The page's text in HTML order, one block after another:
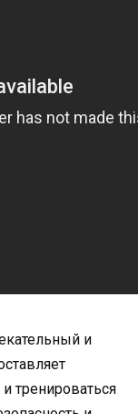
и
тренироваться